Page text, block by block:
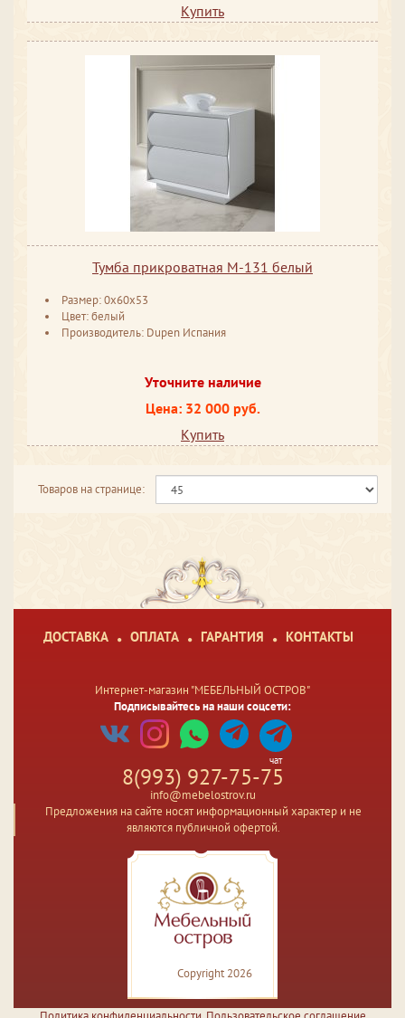
Купить
Тумба прикроватная M-131 белый
Размер: 0x60x53
Цвет: белый
Производитель: Dupen Испания
Уточните наличие
Цена: 32 000 руб.
Купить
Товаров на странице:
ДОСТАВКА ОПЛАТА ГАРАНТИЯ КОНТАКТЫ
Интернет-магазин "МЕБЕЛЬНЫЙ ОСТРОВ"
Подписывайтесь на наши соцсети:
чат
8(993) 927-75-75
info@mebelostrov.ru
Предложения на сайте носят информационный характер и не
являются публичной офертой.
Copyright 2026